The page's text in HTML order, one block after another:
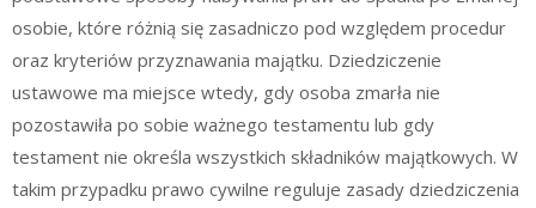
osobie, które różnią się zasadniczo pod względem procedur
oraz kryteriów przyznawania majątku. Dziedziczenie
ustawowe ma miejsce wtedy, gdy osoba zmarła nie
pozostawiła po sobie ważnego testamentu lub gdy
testament nie określa wszystkich składników majątkowych. W
takim przypadku prawo cywilne reguluje zasady dziedziczenia